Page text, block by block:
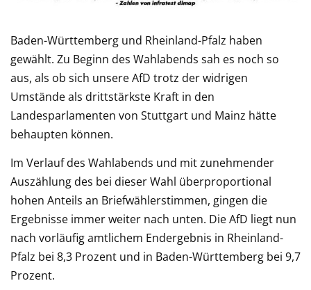
Baden-Württemberg und Rheinland-Pfalz haben
gewählt. Zu Beginn des Wahlabends sah es noch so
aus, als ob sich unsere AfD trotz der widrigen
Umstände als drittstärkste Kraft in den
Landesparlamenten von Stuttgart und Mainz hätte
behaupten können.
Im Verlauf des Wahlabends und mit zunehmender
Auszählung des bei dieser Wahl überproportional
hohen Anteils an Briefwählerstimmen, gingen die
Ergebnisse immer weiter nach unten. Die AfD liegt nun
nach vorläufig amtlichem Endergebnis in Rheinland-
Pfalz bei 8,3 Prozent und in Baden-Württemberg bei 9,7
Prozent.